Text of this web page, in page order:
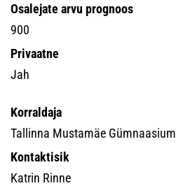
Osalejate arvu prognoos
900
Privaatne
Jah
Korraldaja
Tallinna Mustamäe Gümnaasium
Kontaktisik
Katrin Rinne